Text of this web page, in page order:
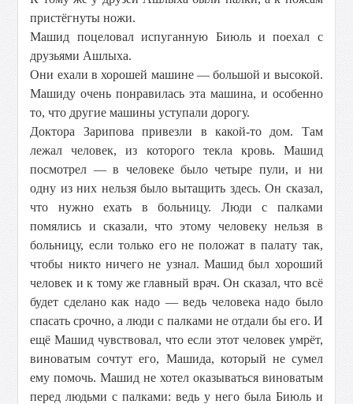
пристёгнуты ножи.
Машид поцеловал испуганную Биюль и поехал с
друзьями Ашлыха.
Они ехали в хорошей машине — большой и высокой.
Машиду очень понравилась эта машина, и особенно
то, что другие машины уступали дорогу.
Доктора Зарипова привезли в какой-то дом. Там
лежал человек, из которого текла кровь. Машид
посмотрел — в человеке было четыре пули, и ни
одну из них нельзя было вытащить здесь. Он сказал,
что нужно ехать в больницу. Люди с палками
помялись и сказали, что этому человеку нельзя в
больницу, если только его не положат в палату так,
чтобы никто ничего не узнал. Машид был хороший
человек и к тому же главный врач. Он сказал, что всё
будет сделано как надо — ведь человека надо было
спасать срочно, а люди с палками не отдали бы его. И
ещё Машид чувствовал, что если этот человек умрёт,
виноватым сочтут его, Машида, который не сумел
ему помочь. Машид не хотел оказываться виноватым
перед людьми с палками: ведь у него была Биюль и